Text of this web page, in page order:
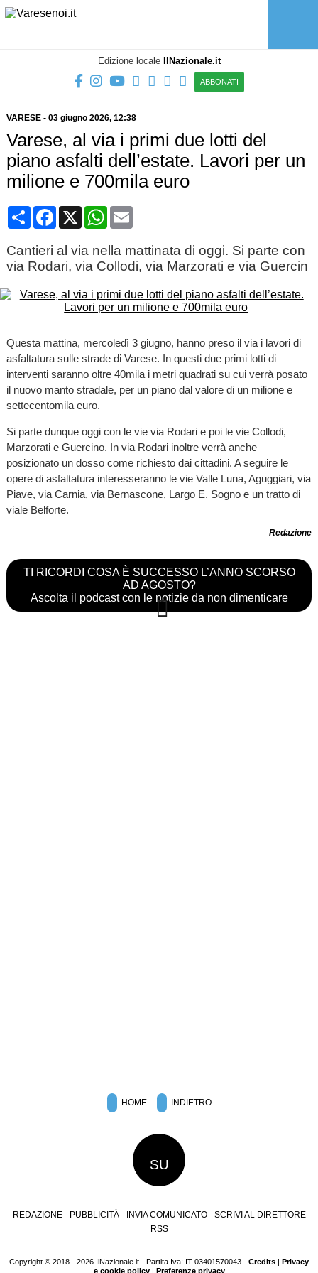
Edizione locale IlNazionale.it
ABBONATI
VARESE- 03 giugno 2026, 12:38
Varese, al via i primi due lotti del
piano asfalti dell’estate. Lavori per un
milione e 700mila euro
CondividiFacebook
X WhatsApp
Email
Cantieri al via nella mattinata di oggi. Si parte con
via Rodari, via Collodi, via Marzorati e via Guercin
Questa mattina, mercoledì 3 giugno, hanno preso il via i lavori di
asfaltatura sulle strade di Varese. In questi due primi lotti di
interventi saranno oltre 40mila i metri quadrati su cui verrà posato
il nuovo manto stradale, per un piano dal valore di un milione e
settecentomila euro.
Si parte dunque oggi con le vie via Rodari e poi le vie Collodi,
Marzorati e Guercino. In via Rodari inoltre verrà anche
posizionato un dosso come richiesto dai cittadini. A seguire le
opere di asfaltatura interesseranno le vie Valle Luna, Aguggiari, via
Piave, via Carnia, via Bernascone, Largo E. Sogno e un tratto di
viale Belforte.
Redazione
TI RICORDI COSA È SUCCESSO L’ANNO SCORSO
AD AGOSTO?
Ascolta il podcast con le notizie da non dimenticare
HOME INDIETRO
SU
REDAZIONE PUBBLICITÀ INVIA COMUNICATO
SCRIVI AL DIRETTORE
RSS
Copyright © 2018 - 2026 IlNazionale.it - Partita Iva: IT 03401570043 - Credits
Privacy
e cookie policy| Preferenze privacy